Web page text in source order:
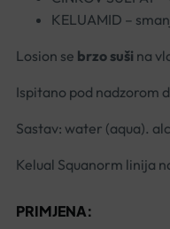
KELUAMID –
Losion se brzo suši na
Ispitano pod nadzorom
Sastav: water (aqua).
Kelual Squanorm linija
PRIMJENA: